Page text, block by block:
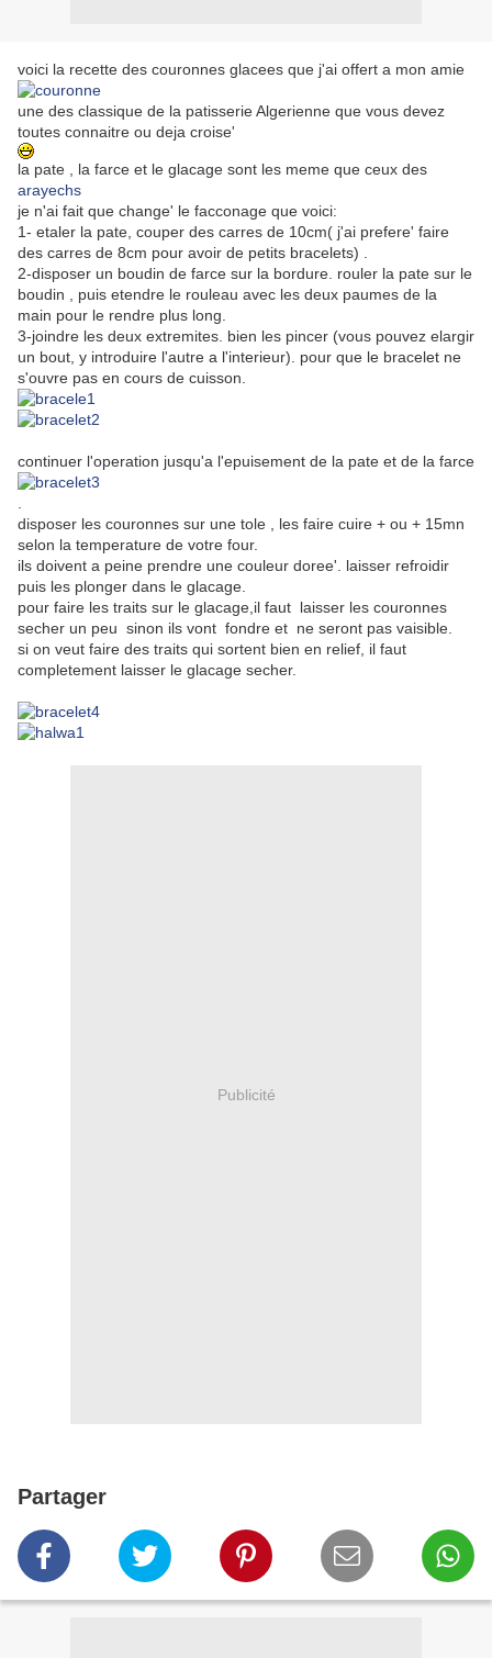
voici la recette des couronnes glacees que j'ai offert a mon amie
une des classique de la patisserie Algerienne que vous devez
toutes connaitre ou deja croise'
la pate , la farce et le glacage sont les meme que ceux des
arayechs
je n'ai fait que change' le facconage que voici:
1- etaler la pate, couper des carres de 10cm( j'ai prefere' faire
des carres de 8cm pour avoir de petits bracelets) .
2-disposer un boudin de farce sur la bordure. rouler la pate sur le
boudin , puis etendre le rouleau avec les deux paumes de la
main pour le rendre plus long.
3-joindre les deux extremites. bien les pincer (vous pouvez elargir
un bout, y introduire l'autre a l'interieur). pour que le bracelet ne
s'ouvre pas en cours de cuisson.
continuer l'operation jusqu'a l'epuisement de la pate et de la farce
disposer les couronnes sur une tole , les faire cuire + ou + 15mn
selon la temperature de votre four.
ils doivent a peine prendre une couleur doree'. laisser refroidir
puis les plonger dans le glacage.
pour faire les traits sur le glacage,il faut laisser les couronnes
secher un peu sinon ils vont fondre et ne seront pas vaisible.
si on veut faire des traits qui sortent bien en relief, il faut
completement laisser le glacage secher.
Publicité
Partager